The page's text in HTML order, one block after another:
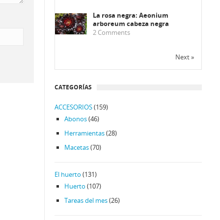
La rosa negra: Aeonium
arboreum cabeza negra
2 Comments
Next »
CATEGORÍAS
ACCESORIOS(159)
Abonos(46)
Herramientas(28)
Macetas(70)
El huerto (131)
Huerto (107)
Tareas del mes(26)